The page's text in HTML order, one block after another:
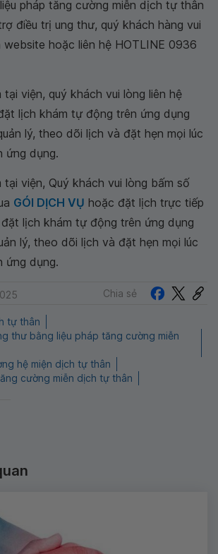
pháp tăng cường miễn dịch tự thân
điều trị ung thư, quý khách hàng vui
hoặc liên hệ HOTLINE 0936
viện, quý khách vui lòng liên hệ
lịch khám tự động trên ứng dụng
lý, theo dõi lịch và đặt hẹn mọi lúc
ứng dụng.
viện, Quý khách vui lòng bấm số
GÓI DỊCH VỤ hoặc đặt lịch trực tiếp
lịch khám tự động trên ứng dụng
lý, theo dõi lịch và đặt hẹn mọi lúc
ứng dụng.
Chia sẻ
tự thân
thư bằng liệu pháp tăng cường miễn
hệ miện dịch tự thân
cường miễn dịch tự thân